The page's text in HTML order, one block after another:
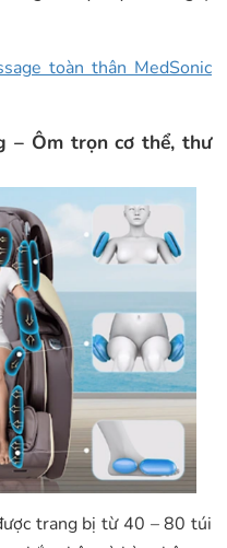
toàn thân MedSonic
– Ôm trọn cơ thể, thư
trang bị từ 40 – 80 túi